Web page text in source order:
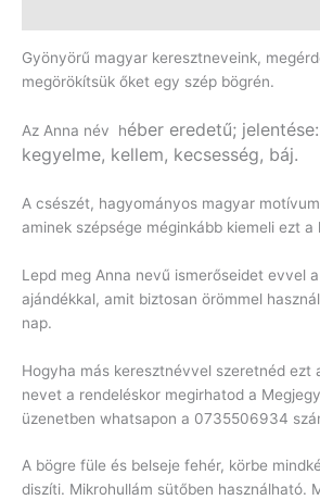
Gyönyörű magyar keresztneveink,
megörökítsük őket egy szép bögrén.
Az Anna név héber eredetű;
kegyelme, kellem, kecsesség, báj.
A csészét, hagyományos magyar
aminek szépsége méginkább kiemeli ezt a
Lepd meg Anna nevű ismerőseidet evvel
ajándékkal, amit biztosan örömmel
nap.
Hogyha más keresztnévvel szeretnéd ezt
nevet a rendeléskor megirhatod a
üzenetben whatsapon a 0735506934
A bögre füle és belseje fehér, körbe
diszíti. Mikrohullám sütőben használható.